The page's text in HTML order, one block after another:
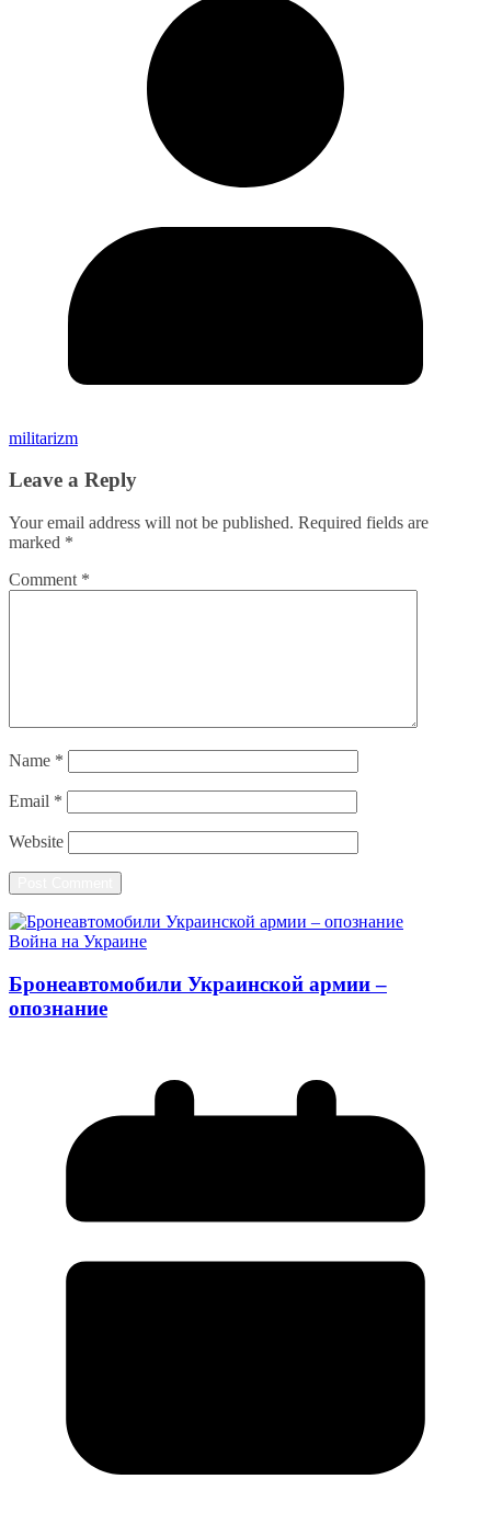
militarizm
Leave a Reply
Your email address will not be published. Required fields are
marked *
Comment *
Name *
Email *
Website
Война на Украине
Бронеавтомобили Украинской армии –
опознание